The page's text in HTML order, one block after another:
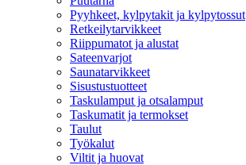
Pyyhkeet, kylpytakit ja kylpytossut
Retkeilytarvikkeet
Riippumatot ja alustat
Sateenvarjot
Saunatarvikkeet
Sisustustuotteet
Taskulamput ja otsalamput
Taskumatit ja termokset
Taulut
Työkalut
Viltit ja huovat